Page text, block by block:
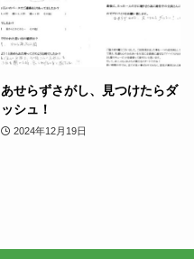
あせらずさがし、見つけたらダ
ッシュ！
2024年12月19日